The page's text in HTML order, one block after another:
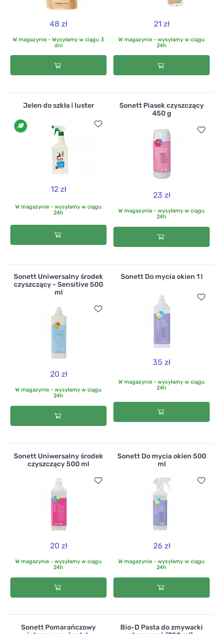
48 zł
W magazynie - Wysyłamy w ciągu 3
dni
21 zł
W magazynie - wysyłamy w ciągu
24h
Jelen do szkła i luster
12 zł
W magazynie - wysyłamy w ciągu
24h
Sonett Piasek czyszczący
450 g
23 zł
W magazynie - wysyłamy w ciągu
24h
Sonett Uniwersalny środek
czyszczący - Sensitive 500
ml
20 zł
W magazynie - wysyłamy w ciągu
24h
Sonett Do mycia okien 1 l
35 zł
W magazynie - wysyłamy w ciągu
24h
Sonett Uniwersalny środek
czyszczący 500 ml
20 zł
W magazynie - wysyłamy w ciągu
24h
Sonett Do mycia okien 500
ml
26 zł
W magazynie - wysyłamy w ciągu
24h
Sonett Pomarańczowy
Bio-D Pasta do zmywarki